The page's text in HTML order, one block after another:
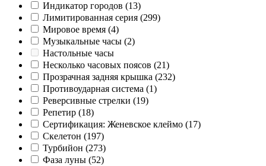
Индикатор городов (13)
Лимитированная серия (299)
Мировое время (4)
Музыкальные часы (2)
Настольные часы
Несколько часовых поясов (21)
Прозрачная задняя крышка (232)
Противоударная система (1)
Реверсивные стрелки (19)
Репетир (18)
Сертификация: Женевское клеймо (17)
Скелетон (197)
Турбийон (273)
Фаза луны (52)